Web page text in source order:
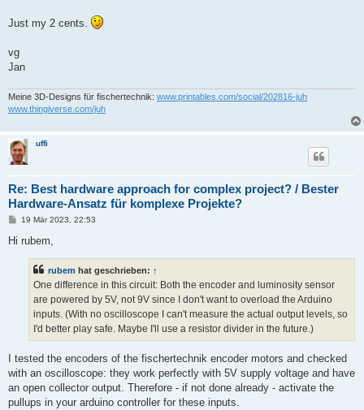
Just my 2 cents.
vg
Jan
Meine 3D-Designs für fischertechnik: www.printables.com/social/202816-juh
www.thingiverse.com/juh
uffi
Re: Best hardware approach for complex project? / Bester
Hardware-Ansatz für komplexe Projekte?
B19 Mär 2023, 22:53
Hi rubem,
rubem hat geschrieben: ↑
One difference in this circuit: Both the encoder and luminosity sensor
are powered by 5V, not 9V since I don't want to overload the Arduino
inputs. (With no oscilloscope I can't measure the actual output levels, so
I'd better play safe. Maybe I'll use a resistor divider in the future.)
I tested the encoders of the fischertechnik encoder motors and checked
with an oscilloscope: they work perfectly with 5V supply voltage and have
an open collector output. Therefore - if not done already - activate the
pullups in your arduino controller for these inputs.